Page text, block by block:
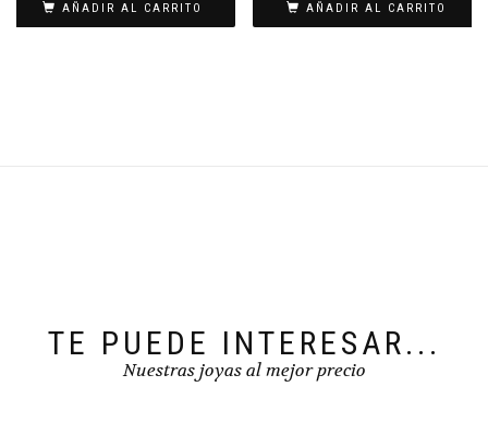
AÑADIR AL CARRITO AÑADIR AL CARRITO
TE PUEDE INTERESAR...
Nuestras joyas al mejor precio